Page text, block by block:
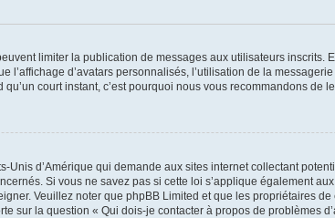
limiter la publication de messages aux utilisateurs
d’avatars personnalisés, l’utilisation de la
court instant, c’est pourquoi nous vous recommandons de le
Unis d’Amérique qui demande aux sites internet collectant
Si vous ne savez pas si cette loi s’applique également
Veuillez noter que phpBB Limited et que les propriétaires
sur la question « Qui dois-je contacter à propos de problèmes